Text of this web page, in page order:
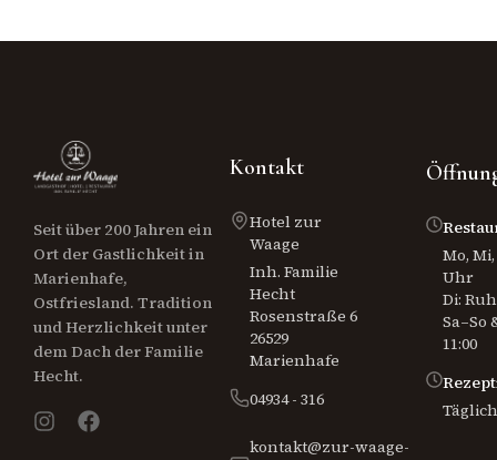
Seit über 200 Jahren ein
Ort der Gastlichkeit in
Marienhafe,
Ostfriesland. Tradition
und Herzlichkeit unter
dem Dach der Familie
Hecht.
Kontakt
Hotel zur
Waage
Inh. Familie
Hecht
Rosenstraße 6
26529
Marienhafe
04934 - 316
kontakt@zur-waage-
Mo, Mi,
Uhr
Di:
Sa–So
11:00